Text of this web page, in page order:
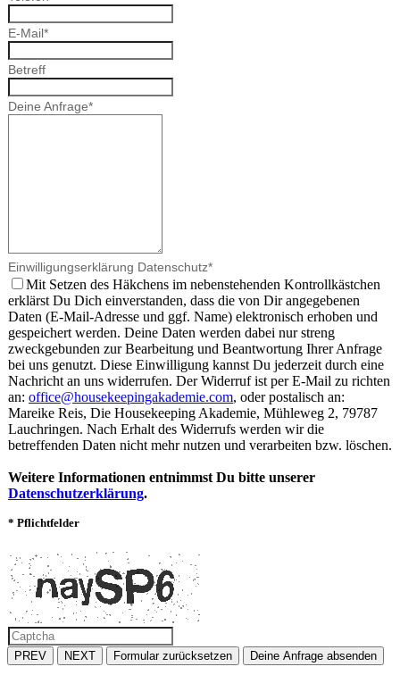
E-Mail*
Betreff
Deine Anfrage*
Einwilligungserklärung Datenschutz*
Mit Setzen des Häkchens im nebenstehenden Kontrollkästchen
erklärst Du Dich einverstanden, dass die von Dir angegebenen
Daten (E-Mail-Adresse und ggf. Name) elektronisch erhoben und
gespeichert werden. Deine Daten werden dabei nur streng
zweckgebunden zur Bearbeitung und Beantwortung Ihrer Anfrage
bei uns genutzt. Diese Einwilligung kannst Du jederzeit durch eine
Nachricht an uns widerrufen. Der Widerruf ist per E-Mail zu richten
an: office@housekeepingakademie.com, oder postalisch an:
Mareike Reis, Die Housekeeping Akademie, Mühleweg 2, 79787
Lauchringen. Nach Erhalt des Widerrufs werden wir die
betreffenden Daten nicht mehr nutzen und verarbeiten bzw. löschen.
Weitere Informationen entnimmst Du bitte unserer
Datenschutzerklärung.
* Pflichtfelder
PREV NEXT Formular zurücksetzen Deine Anfrage absenden